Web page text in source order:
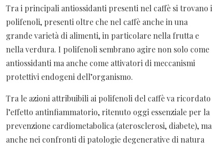
Tra i principali antiossidanti presenti nel caffè si trovano i
polifenoli, presenti oltre che nel caffè anche in una
grande varietà di alimenti, in particolare nella frutta e
nella verdura. I polifenoli sembrano agire non solo come
antiossidanti ma anche come attivatori di meccanismi
protettivi endogeni dell’organismo.
Tra le azioni attribuibili ai polifenoli del caffè va ricordato
l’effetto antinfiammatorio, ritenuto oggi essenziale per la
prevenzione cardiometabolica (aterosclerosi, diabete), ma
anche nei confronti di patologie degenerative di natura